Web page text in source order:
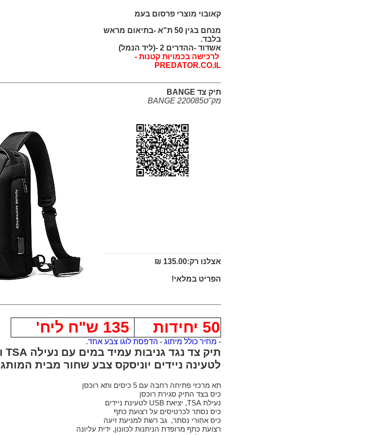
קאובוי מוצרי פרסום בעמ
מנחם בגין 50 ת"א -בתיאום מראש
בלבד.
אשדוד -ההדרים 2 -(ליד הנמל)
לרכישה בכמויות קטנות -
PREDATOR.CO.IL
תיק צד BANGE
מק"טBANGE 220085
אצלנו רק:135.00 ₪
הפריט במלאי!
50 יחידות
- מחיר כולל מיתוג - הדפסת לוגו צבע אחד.
לטעינה ניידים יוניסקס צבע שחור מבית המותג BANGE
תא מרכזי פתיחה רחבה עם 5 כיסים ותא רוכסן
כיס בצד התיק סגירת רוכסן
נעילת TSA, יציאת USB לטעינת ניידים
כיס נסתר לכרטיסים על רצועת כתף
כיס אחורי נסתר, גב רשת למניעת זיעה
רצועת כתף מרופדת הניתנות לכוונון, ידית עליונה